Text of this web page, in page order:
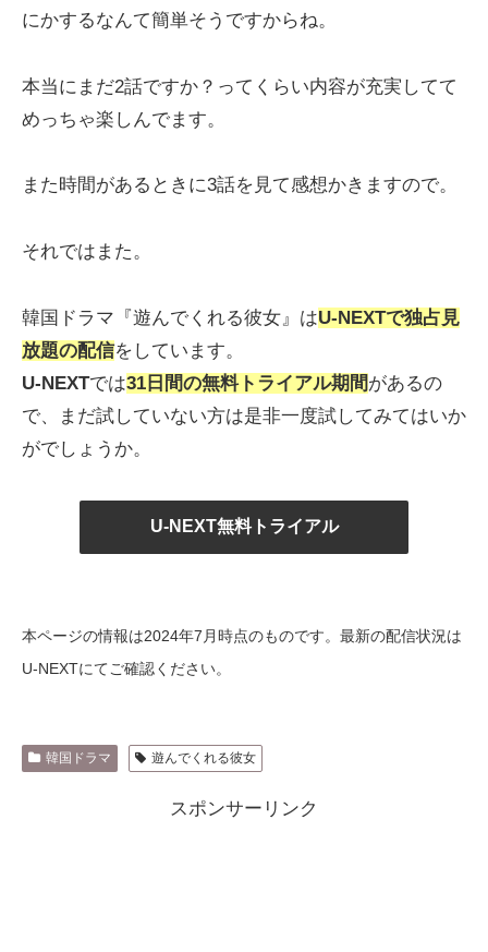
にかするなんて簡単そうですからね。
本当にまだ2話ですか？ってくらい内容が充実してて
めっちゃ楽しんでます。
また時間があるときに3話を見て感想かきますので。
それではまた。
韓国ドラマ『遊んでくれる彼女』はU-NEXTで独占見
放題の配信をしています。
U-NEXTでは31日間の無料トライアル期間があるの
で、まだ試していない方は是非一度試してみてはいか
がでしょうか。
U-NEXT無料トライアル
本ページの情報は2024年7月時点のものです。最新の配信状況は
U-NEXTにてご確認ください。
韓国ドラマ 遊んでくれる彼女
スポンサーリンク